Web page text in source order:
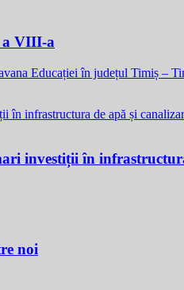
a VIII-a
Educației în județul Timiș
investiții în
noi